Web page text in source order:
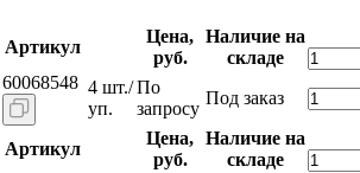
Артикул
Цена,
руб.
Наличие на
складе
60068548 4 шт./
уп.
По
запросу
Под заказ
Артикул
Цена,
руб.
Наличие на
складе